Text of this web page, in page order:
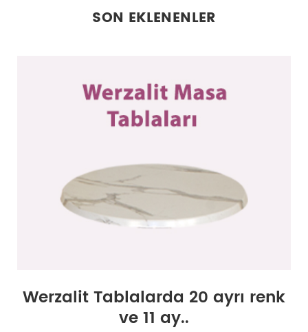
SON EKLENENLER
Werzalit Tablalarda 20 ayrı renk
ve 11 ay..